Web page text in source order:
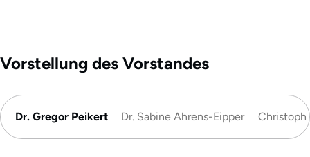
Vorstellung des Vorstandes
Dr. Gregor Peikert Dr. Sabine Ahrens-Eipper Christoph